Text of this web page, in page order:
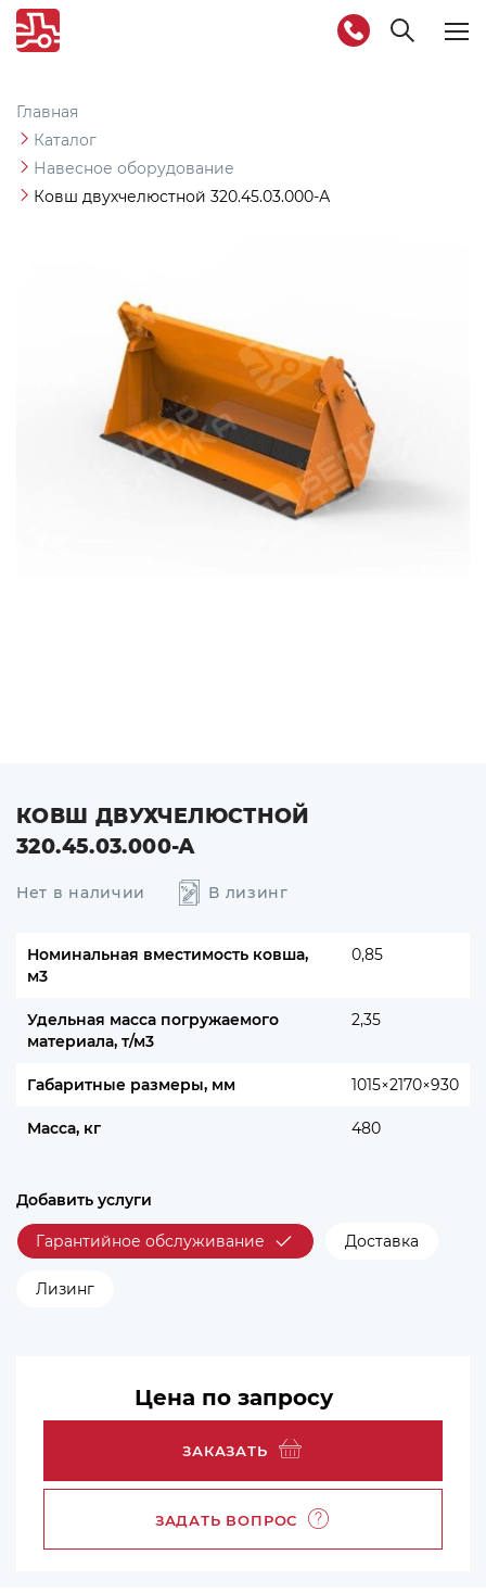
Главная
Каталог
Навесное оборудование
Ковш двухчелюстной 320.45.03.000-А
КОВШ ДВУХЧЕЛЮСТНОЙ
320.45.03.000-А
Нет в наличии В лизинг
Номинальная вместимость ковша,
м3
0,85
Удельная масса погружаемого
материала, т/м3
2,35
Габаритные размеры, мм 1015×2170×930
Масса, кг 480
Добавить услуги
Гарантийное обслуживание Доставка
Лизинг
Цена по запросу
ЗАКАЗАТЬ
ЗАДАТЬ ВОПРОС